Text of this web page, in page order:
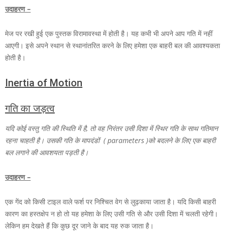
उदाहरण –
मेज पर रखी हुई एक पुस्तक विरामावस्था में होती है। यह कभी भी अपने आप गति में नहीं
आएगी। इसे अपने स्थान से स्थानांतरित करने के लिए हमेशा एक बाहरी बल की आवश्यकता
होती है।
Inertia of Motion
गति काजड़त्व
यदि कोई वस्तु गति की स्थिति में है, तो वह निरंतर उसी दिशा में स्थिर गति के साथ गतिमान
रहना चाहती है। उसकी गति के मापदंडों ( parameters )को बदलने के लिए एक बाहरी
बल लगाने की आवशयता पड़ती है।
उदाहरण –
एक गेंद को किसी टाइल वाले फर्श पर निश्चित वेग से लुढ़काया जाता है। यदि किसी बाहरी
कारण का हस्तक्षेप न हो तो यह हमेशा के लिए उसी गति से और उसी दिशा में चलती रहेगी।
लेकिन हम देखते हैं कि कुछ दूर जाने के बाद यह रुक जाता है।